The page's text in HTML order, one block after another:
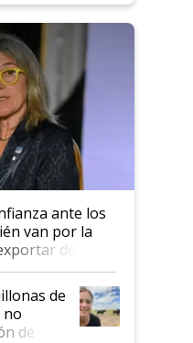
ante los
van por la
dejó de
"Tenemos un
gobierno
de
no
de